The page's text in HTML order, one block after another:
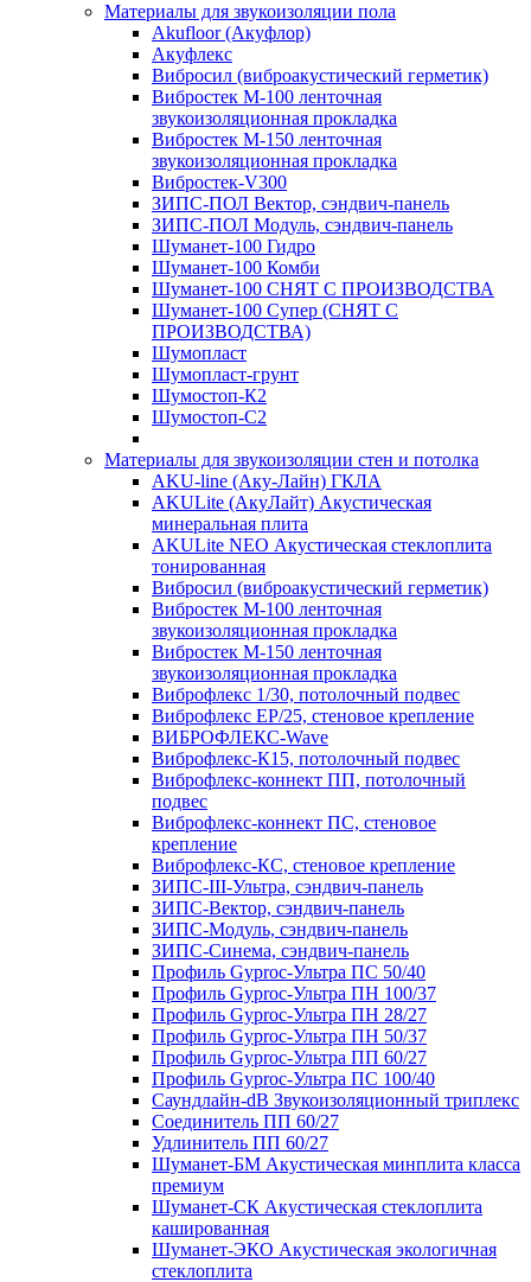
Материалы для звукоизоляции пола
Akufloor (Акуфлор)
Акуфлекс
Вибросил (виброакустический герметик)
Вибростек М-100 ленточная
звукоизоляционная прокладка
Вибростек М-150 ленточная
звукоизоляционная прокладка
Вибростек-V300
ЗИПС-ПОЛ Вектор, сэндвич-панель
ЗИПС-ПОЛ Модуль, сэндвич-панель
Шуманет-100 Гидро
Шуманет-100 Комби
Шуманет-100 СНЯТ С ПРОИЗВОДСТВА
Шуманет-100 Супер (СНЯТ С
ПРОИЗВОДСТВА)
Шумопласт
Шумопласт-грунт
Шумостоп-К2
Шумостоп-С2
Материалы для звукоизоляции стен и потолка
AKU-line (Aку-Лайн) ГКЛА
AKULite (АкуЛайт) Акустическая
минеральная плита
AKULite NEO Акустическая стеклоплита
тонированная
Вибросил (виброакустический герметик)
Вибростек М-100 ленточная
звукоизоляционная прокладка
Вибростек М-150 ленточная
звукоизоляционная прокладка
Виброфлекс 1/30, потолочный подвес
Виброфлекс EP/25, стеновое крепление
ВИБРОФЛЕКС-Wave
Виброфлекс-К15, потолочный подвес
Виброфлекс-коннект ПП, потолочный
подвес
Виброфлекс-коннект ПС, стеновое
крепление
Виброфлекс-КС, стеновое крепление
ЗИПС-III-Ультра, сэндвич-панель
ЗИПС-Вектор, сэндвич-панель
ЗИПС-Модуль, сэндвич-панель
ЗИПС-Синема, сэндвич-панель
Профиль Gyproc-Ультра ПC 50/40
Профиль Gyproc-Ультра ПН 100/37
Профиль Gyproc-Ультра ПН 28/27
Профиль Gyproc-Ультра ПН 50/37
Профиль Gyproc-Ультра ПП 60/27
Профиль Gyproc-Ультра ПС 100/40
Саундлайн-dB Звукоизоляционный триплекс
Соединитель ПП 60/27
Удлинитель ПП 60/27
Шуманет-БМ Акустическая минплита класса
премиум
Шуманет-СК Акустическая стеклоплита
кашированная
Шуманет-ЭКО Акустическая экологичная
стеклоплита